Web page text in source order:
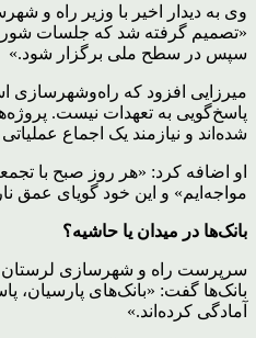
وی به دیدار اخیر با وزیر راه و
«تصمیم گرفته شد که جلسات
سپس در سطح ملی برگزار شود.»
میرزایی افزود که راه‌وشهرسازی
پاسخ‌گویی به تعهدات نیست.
شده‌اند و نیازمند یک اجماع
او اضافه کرد: «هر روز صبح با
مواجه‌ایم» و این خود گویای عمق
بانک‌ها در میدان یا حاشیه؟
سرپرست راه و شهرسازی لرستان
بانک‌ها گفت: «بانک‌های پارسیان،
آمادگی کرده‌اند.»